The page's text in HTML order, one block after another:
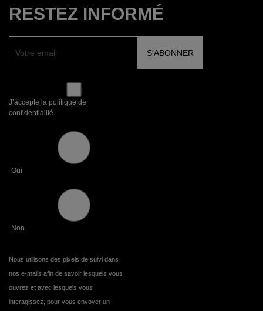
RESTEZ INFORMÉ
J’accepte la politique de
confidentialité.
Oui
Non
Nous utilisons des pixels de suivi dans
nos e-mails afin de savoir lesquels vous
ouvrez et avec lesquels vous
interagissez, pour vous envoyer un